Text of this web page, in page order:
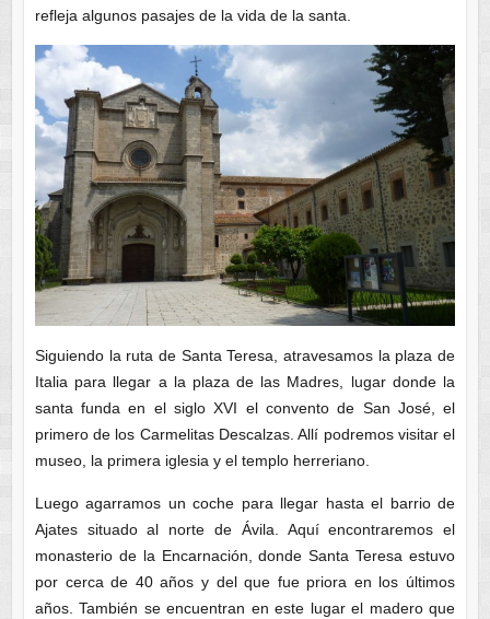
refleja algunos pasajes de la vida de la santa.
Siguiendo la ruta de Santa Teresa, atravesamos la plaza de
Italia para llegar a la plaza de las Madres, lugar donde la
santa funda en el siglo XVI el convento de San José, el
primero de los Carmelitas Descalzas. Allí podremos visitar el
museo, la primera iglesia y el templo herreriano.
Luego agarramos un coche para llegar hasta el barrio de
Ajates situado al norte de Ávila. Aquí encontraremos el
monasterio de la Encarnación, donde Santa Teresa estuvo
por cerca de 40 años y del que fue priora en los últimos
años. También se encuentran en este lugar el madero que